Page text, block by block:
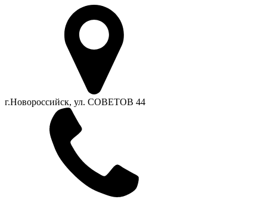
г.Новороссийск, ул. СОВЕТОВ 44